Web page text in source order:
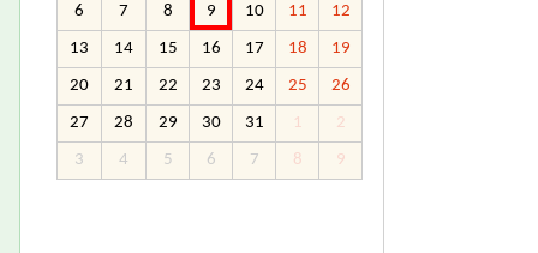
6 7 8 9 10 11 12
13 14 15 16 17 18 19
20 21 22 23 24 25 26
27 28 29 30 31 1 2
3 4 5 6 7 8 9